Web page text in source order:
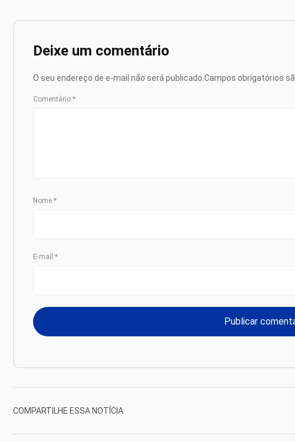
Deixe um comentário
O seu endereço de e-mail não será publicado. Campos obrigatórios
Comentário *
Nome *
E-mail *
COMPARTILHE ESSA NOTÍCIA